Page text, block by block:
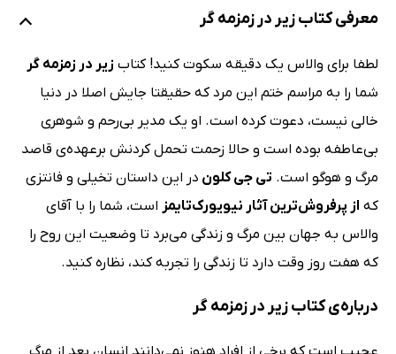
معرفی کتاب زیر در زمزمه گر
لطفا برای والاس یک دقیقه سکوت کنید! کتاب زیر در زمزمه گر
شما را به مراسم ختم این مرد که حقیقتا جایش اصلا در دنیا
خالی نیست، دعوت کرده است. او یک مدیر بی‌رحم و شوهری
بی‌عاطفه بوده است و حالا زحمت تحمل کردنش برعهده‌ی قاصد
مرگ و هوگو است. تی جی کلون در این داستان تخیلی و فانتزی
که از پرفروش‌ترین آثار نیویورک‌تایمز است، شما را با آقای
والاس به جهان بین مرگ و زندگی می‌برد تا وضعیت این روح را
که هفت روز وقت دارد تا زندگی را تجربه کند، نظاره کنید.
درباره‌ی کتاب زیر در زمزمه گر